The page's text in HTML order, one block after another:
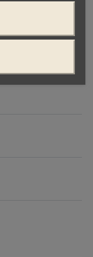
pour plus